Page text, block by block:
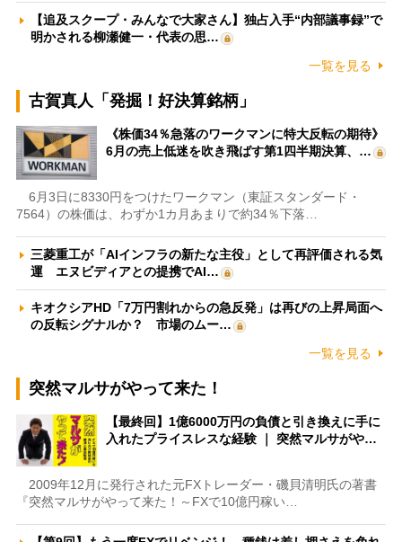
【追及スクープ・みんなで大家さん】独占入手“内部議事録”で
明かされる柳瀬健一・代表の思…
一覧を見る
古賀真人「発掘！好決算銘柄」
《株価34％急落のワークマンに特大反転の期待》
6月の売上低迷を吹き飛ばす第1四半期決算、…
6月3日に8330円をつけたワークマン（東証スタンダード・
7564）の株価は、わずか1カ月あまりで約34％下落…
三菱重工が「AIインフラの新たな主役」として再評価される気
運 エヌビディアとの提携でAI…
キオクシアHD「7万円割れからの急反発」は再びの上昇局面へ
の反転シグナルか？ 市場のムー…
一覧を見る
突然マルサがやって来た！
【最終回】1億6000万円の負債と引き換えに手に
入れたプライスレスな経験 ｜ 突然マルサがや…
2009年12月に発行された元FXトレーダー・磯貝清明氏の著書
『突然マルサがやって来た！～FXで10億円稼い…